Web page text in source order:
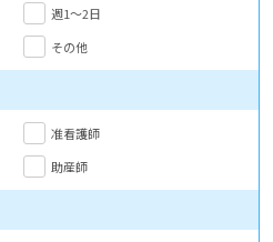
週1～2日
その他
准看護師
助産師